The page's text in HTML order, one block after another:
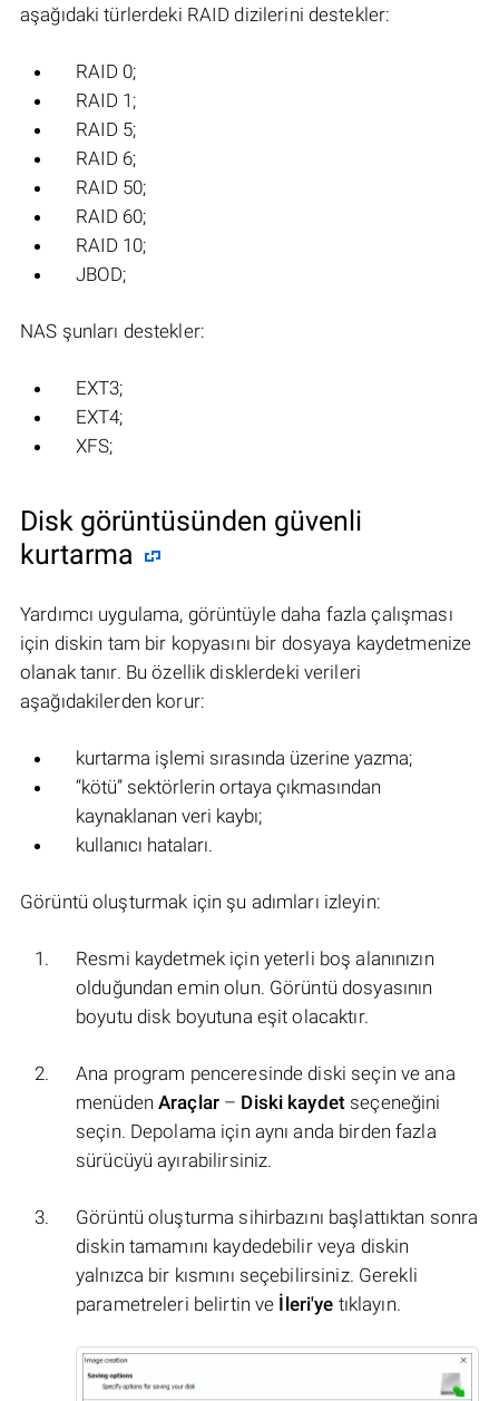
aşağıdaki türlerdeki RAID dizilerini destekler:
RAID 0;
RAID 1;
RAID 5;
RAID 6;
RAID 50;
RAID 60;
RAID 10;
JBOD;
NAS şunları destekler:
EXT3;
EXT4;
XFS;
Disk görüntüsünden güvenli
kurtarma
Yardımcı uygulama, görüntüyle daha fazla çalışması
için diskin tam bir kopyasını bir dosyaya kaydetmenize
olanak tanır. Bu özellik disklerdeki verileri
aşağıdakilerden korur:
kurtarma işlemi sırasında üzerine yazma;
“kötü” sektörlerin ortaya çıkmasından
kaynaklanan veri kaybı;
kullanıcı hataları.
Görüntü oluşturmak için şu adımları izleyin:
Resmi kaydetmek için yeterli boş alanınızın
olduğundan emin olun. Görüntü dosyasının
boyutu disk boyutuna eşit olacaktır.
Ana program penceresinde diski seçin ve ana
menüdenAraçlar – Diski kaydet seçeneğini
seçin. Depolama için aynı anda birden fazla
sürücüyü ayırabilirsiniz.
Görüntü oluşturma sihirbazını başlattıktan sonra
diskin tamamını kaydedebilir veya diskin
yalnızca bir kısmını seçebilirsiniz. Gerekli
parametreleri belirtin ve İleri'ye tıklayın.